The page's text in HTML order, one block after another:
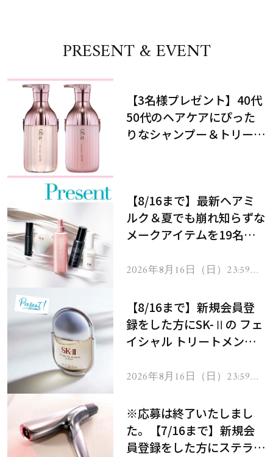
PRESENT & EVENT
【3名様プレゼント】40代
50代のヘアケアにぴった
りなシャンプー＆トリート
【8/16まで】最新ヘアミ
ルク＆夏でも崩れ知らずな
メークアイテムを19名様
2026年8月16日（日）23:59ま
【8/16まで】新規会員登
録をした方にSK-Ⅱの フェ
イシャル トリートメント
2026年8月16日（日）23:59ま
※応募は終了いたしまし
た。【7/16まで】新規会
員登録をした方にステラボ